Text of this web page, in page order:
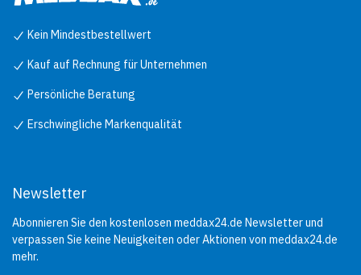
Kein Mindestbestellwert
Kauf auf Rechnung für Unternehmen
Persönliche Beratung
Erschwingliche Markenqualität
Newsletter
Abonnieren Sie den kostenlosen meddax24.de Newsletter und
verpassen Sie keine Neuigkeiten oder Aktionen von meddax24.de
mehr.